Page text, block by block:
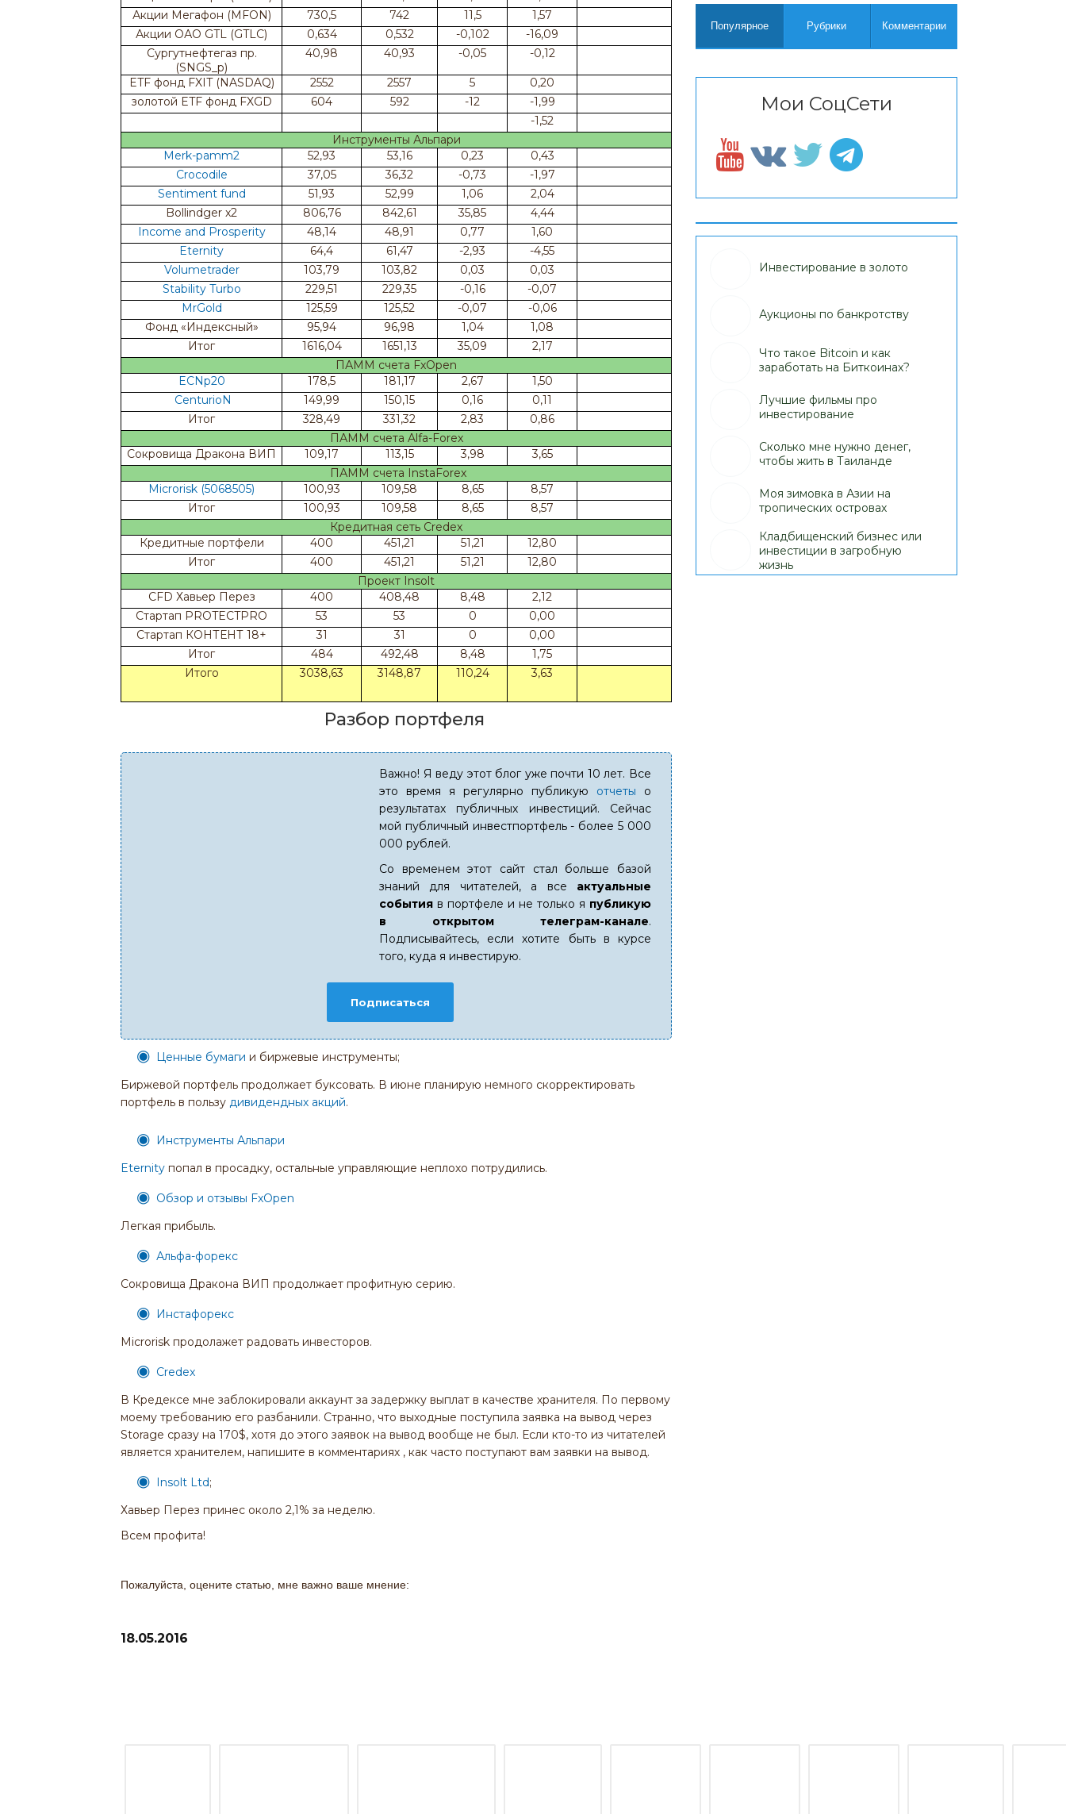
Акции Мегафон (MFON)
730,5 742 11,5
1,57
Акции ОАО GTL (GTLC)
0,634 0,532 -0,102
-16,09
Сургутнефтегаз пр.
(SNGS_p)
40,98 40,93 -0,05 -0,12
ETF фонд FXIT (NASDAQ) 2552 2557 5
0,20
золотой ETF фонд FXGD
604 592 -12
-1,99
-1,52
Инструменты Альпари
Merk-pamm2
52,93 53,16 0,23
0,43
Crocodile
37,05 36,32 -0,73
-1,97
Sentiment fund
51,93 52,99 1,06
2,04
Bollindger x2
806,76 842,61 35,85
4,44
Income and Prosperity
48,14 48,91 0,77
1,60
Eternity
64,4 61,47 -2,93
-4,55
Volumetrader
103,79 103,82 0,03
0,03
Stability Turbo
229,51 229,35 -0,16
-0,07
MrGold
125,59 125,52 -0,07
-0,06
Фонд «Индексный»
95,94 96,98 1,04
1,08
Итог
1616,04 1651,13 35,09
2,17
ПАММ счета FxOpen
ECNp20
178,5 181,17 2,67
1,50
CenturioN
149,99 150,15 0,16
0,11
Итог
328,49 331,32 2,83
0,86
ПАММ счета Alfa-Forex
Сокровища Дракона ВИП
109,17 113,15 3,98
3,65
ПАММ счета InstaForex
Microrisk (5068505)
100,93 109,58 8,65
8,57
Итог
100,93 109,58 8,65
8,57
Кредитная сеть Credex
Кредитные портфели
400 451,21 51,21
12,80
Итог
400 451,21 51,21
12,80
Проект Insolt
CFD Хавьер Перез
400 408,48 8,48
2,12
Стартап PROTECTPRO
53 53 0
0,00
Стартап КОНТЕНТ 18+
31 31 0
0,00
Итог
484 492,48 8,48
1,75
Итого
3038,63 3148,87 110,24 3,63
Разбор портфеля
Важно! Я веду этот блог уже почти 10 лет. Все
это время я регулярно публикую отчеты о
результатах публичных инвестиций. Сейчас
мой публичный инвестпортфель - более 5 000
000 рублей.
Со временем этот сайт стал больше базой
знаний для читателей, а все актуальные
события в портфеле и не только я публикую
в открытом телеграм-канале.
Подписывайтесь, если хотите быть в курсе
того, куда я инвестирую.
Подписаться
Ценные бумаги и биржевые инструменты;
Биржевой портфель продолжает буксовать. В июне планирую немного скорректировать
портфель в пользу дивидендных акций.
Инструменты Альпари
Eternity попал в просадку, остальные управляющие неплохо потрудились.
Обзор и отзывы FxOpen
Легкая прибыль.
Альфа-форекс
Сокровища Дракона ВИП продолжает профитную серию.
Инстафорекс
Microrisk продолажет радовать инвесторов.
Credex
В Кредексе мне заблокировали аккаунт за задержку выплат в качестве хранителя. По первому
моему требованию его разбанили. Странно, что выходные поступила заявка на вывод через
Storage сразу на 170$, хотя до этого заявок на вывод вообще не был. Если кто-то из читателей
является хранителем, напишите в комментариях , как часто поступают вам заявки на вывод.
Insolt Ltd;
Хавьер Перез принес около 2,1% за неделю.
Всем профита!
Пожалуйста, оцените статью, мне важно ваше мнение:
18.05.2016
Популярное Рубрики Комментарии
Мои СоцСети
Инвестирование в золото
Аукционы по банкротству
Что такое Bitcoin и как
заработать на Биткоинах?
Лучшие фильмы про
инвестирование
Сколько мне нужно денег,
чтобы жить в Таиланде
Моя зимовка в Азии на
тропических островах
Кладбищенский бизнес или
инвестиции в загробную
жизнь